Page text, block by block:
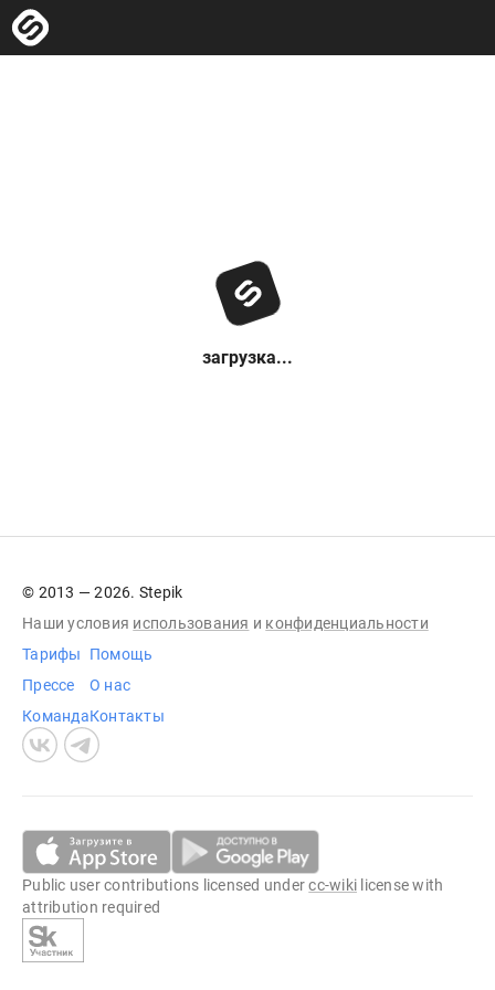
загрузка...
© 2013 — 2026. Stepik
Наши условия использования и конфиденциальности
Тарифы
Прессе
Команда
Помощь
О нас
Контакты
Public user contributions licensed undercc-wiki license with
attribution required